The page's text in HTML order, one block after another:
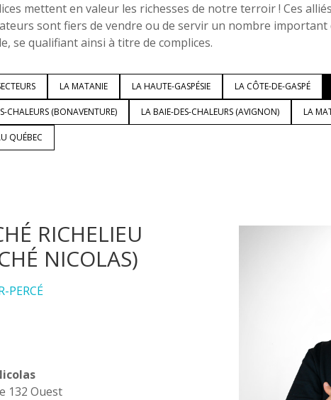
mettent en valeur les richesses de notre terroir ! Ces
sont fiers de vendre ou de servir un nombre important
se qualifiant ainsi à titre de complices.
LA MATANIE LA HAUTE-GASPÉSIE LA CÔTE-DE-GASPÉ
CHALEURS (BONAVENTURE) LA BAIE-DES-CHALEURS (AVIGNON) LA
QUÉBEC
RICHELIEU
NICOLAS)
PERCÉ
132 Ouest